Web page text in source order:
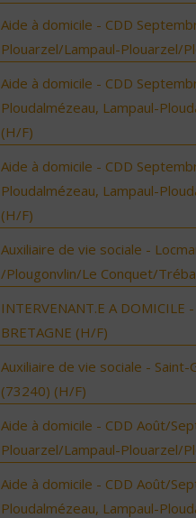
Aide à domicile - CDD
Plouarzel/Lampaul-Plouarzel/
Aide à domicile - CDD
Ploudalmézeau, Lampaul-
(H/F)
Aide à domicile - CDD
Ploudalmézeau, Lampaul-
(H/F)
Auxiliaire de vie sociale -
/Plougonvlin/Le Conquet/
INTERVENANT.E A DOMICILE
BRETAGNE (H/F)
Auxiliaire de vie sociale -
(73240) (H/F)
Aide à domicile - CDD Août/
Plouarzel/Lampaul-Plouarzel/
Aide à domicile - CDD Août/
Ploudalmézeau, Lampaul-